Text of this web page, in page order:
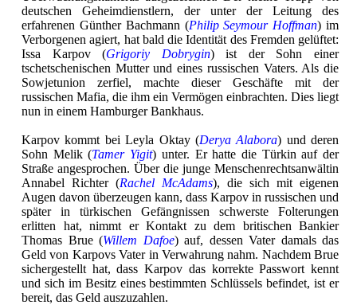
deutschen Geheimdienstlern, der unter der Leitung des
erfahrenen Günther Bachmann (Philip Seymour Hoffman) im
Verborgenen agiert, hat bald die Identität des Fremden gelüftet:
Issa Karpov (Grigoriy Dobrygin) ist der Sohn einer
tschetschenischen Mutter und eines russischen Vaters. Als die
Sowjetunion zerfiel, machte dieser Geschäfte mit der
russischen Mafia, die ihm ein Vermögen einbrachten. Dies liegt
nun in einem Hamburger Bankhaus.
Karpov kommt bei Leyla Oktay (Derya Alabora) und deren
Sohn Melik (Tamer Yigit) unter. Er hatte die Türkin auf der
Straße angesprochen. Über die junge Menschenrechtsanwältin
Annabel Richter (Rachel McAdams), die sich mit eigenen
Augen davon überzeugen kann, dass Karpov in russischen und
später in türkischen Gefängnissen schwerste Folterungen
erlitten hat, nimmt er Kontakt zu dem britischen Bankier
Thomas Brue (Willem Dafoe) auf, dessen Vater damals das
Geld von Karpovs Vater in Verwahrung nahm. Nachdem Brue
sichergestellt hat, dass Karpov das korrekte Passwort kennt
und sich im Besitz eines bestimmten Schlüssels befindet, ist er
bereit, das Geld auszuzahlen.